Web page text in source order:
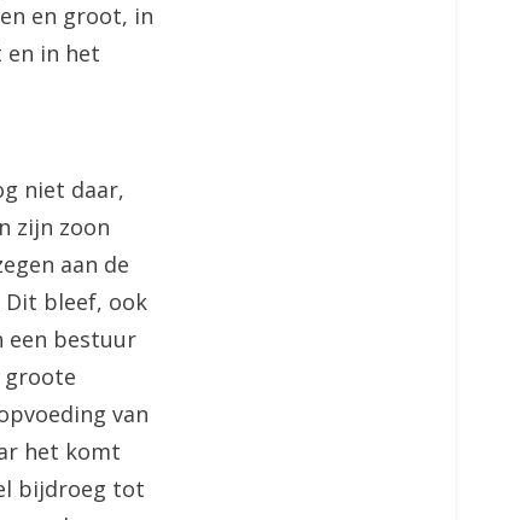
en groot, in
en in het
niet daar,
zijn zoon
aan de
bleef, ook
een bestuur
groote
van
het komt
bijdroeg tot